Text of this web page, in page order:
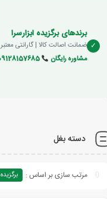
✓
برندهای برگزیده ابزارسرا
ضمانت اصالت کالا | گارانتی معتبر
مشاوره رایگان
09128157685
دسته بغل
برگزیده